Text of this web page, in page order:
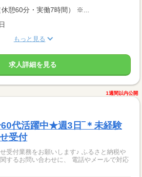
憩60分・実働7時間） ※...
もっと見る
求人詳細を見る
1週間以内公開
代活躍中★週3日‾＊未経験
受付
務をお願いします♪ ふるさと納税や
するお問い合わせに、 電話やメールで対応